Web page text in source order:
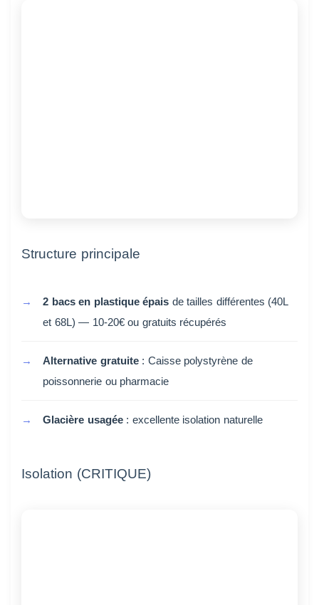
Structure principale
2 bacs en plastique épais de tailles différentes (40L
et 68L) — 10-20€ ou gratuits récupérés
Alternative gratuite: Caisse polystyrène de
poissonnerie ou pharmacie
Glacière usagée: excellente isolation naturelle
Isolation (CRITIQUE)